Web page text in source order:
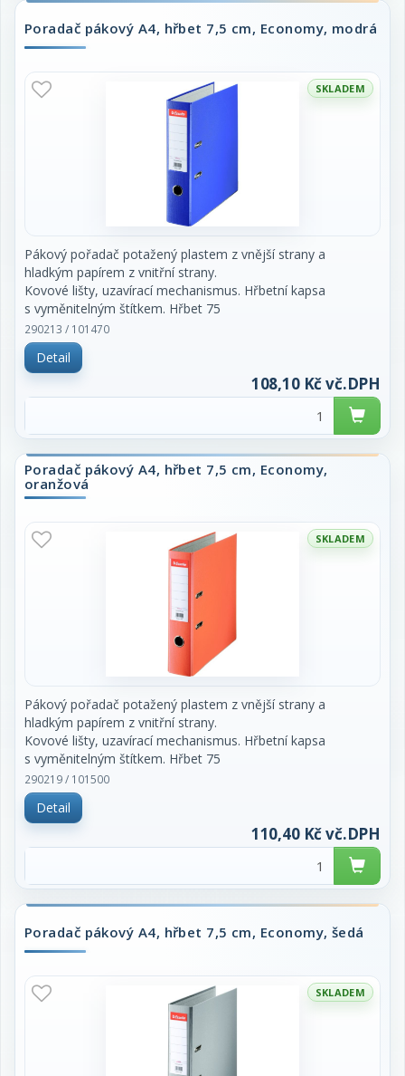
Poradač pákový A4, hřbet 7,5 cm, Economy, modrá
SKLADEM
Pákový pořadač potažený plastem z vnější strany a
hladkým papírem z vnitřní strany.
Kovové lišty, uzavírací mechanismus. Hřbetní kapsa
s vyměnitelným štítkem. Hřbet 75
mm. Cena za kus.
290213 / 101470
Detail
108,10 Kč vč.DPH
Poradač pákový A4, hřbet 7,5 cm, Economy,
oranžová
SKLADEM
Pákový pořadač potažený plastem z vnější strany a
hladkým papírem z vnitřní strany.
Kovové lišty, uzavírací mechanismus. Hřbetní kapsa
s vyměnitelným štítkem. Hřbet 75
mm. Cena za kus.
290219 / 101500
Detail
110,40 Kč vč.DPH
Poradač pákový A4, hřbet 7,5 cm, Economy, šedá
SKLADEM